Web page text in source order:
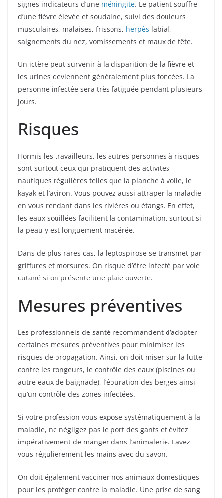
signes indicateurs d’une méningite. Le patient souffre
d’une fièvre élevée et soudaine, suivi des douleurs
musculaires, malaises, frissons, herpès labial,
saignements du nez, vomissements et maux de tête.
Un ictère peut survenir à la disparition de la fièvre et
les urines deviennent généralement plus foncées. La
personne infectée sera très fatiguée pendant plusieurs
jours.
Risques
Hormis les travailleurs, les autres personnes à risques
sont surtout ceux qui pratiquent des activités
nautiques régulières telles que la planche à voile, le
kayak et l’aviron. Vous pouvez aussi attraper la maladie
en vous rendant dans les rivières ou étangs. En effet,
les eaux souillées facilitent la contamination, surtout si
la peau y est longuement macérée.
Dans de plus rares cas, la leptospirose se transmet par
griffures et morsures. On risque d’être infecté par voie
cutané si on présente une plaie ouverte.
Mesures préventives
Les professionnels de santé recommandent d’adopter
certaines mesures préventives pour minimiser les
risques de propagation. Ainsi, on doit miser sur la lutte
contre les rongeurs, le contrôle des eaux (piscines ou
autre eaux de baignade), l’épuration des berges ainsi
qu’un contrôle des zones infectées.
Si votre profession vous expose systématiquement à la
maladie, ne négligez pas le port des gants et évitez
impérativement de manger dans l’animalerie. Lavez-
vous régulièrement les mains avec du savon.
On doit également vacciner nos animaux domestiques
pour les protéger contre la maladie. Une prise de sang